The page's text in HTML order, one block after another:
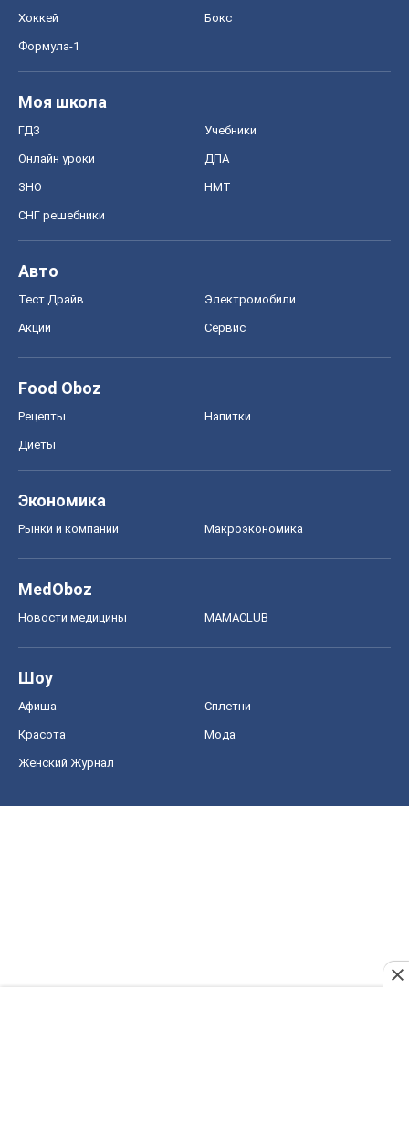
Хоккей Бокс
Формула-1
Моя школа
ГДЗ Учебники
Онлайн уроки ДПА
ЗНО НМТ
СНГ решебники
Авто
Тест Драйв Электромобили
Акции Сервис
Food Oboz
Рецепты Напитки
Диеты
Экономика
Рынки и компании Mакроэкономика
MedOboz
Новости медицины MAMACLUB
Шоу
Афиша Сплетни
Красота Мода
Женский Журнал